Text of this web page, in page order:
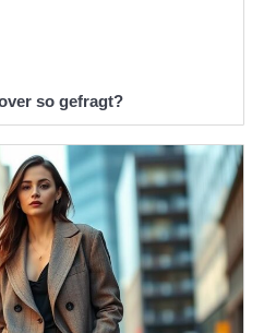
so gefragt?